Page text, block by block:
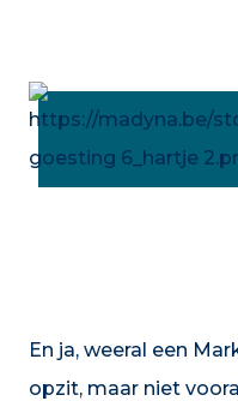
En ja, weeral een
opzit, maar niet